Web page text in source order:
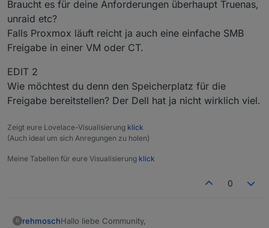
Braucht es für deine Anforderungen überhaupt Truenas,
unraid etc?
Falls Proxmox läuft reicht ja auch eine einfache SMB
Freigabe in einer VM oder CT.
EDIT 2
Wie möchtest du denn den Speicherplatz für die
Freigabe bereitstellen? Der Dell hat ja nicht wirklich viel.
Zeigt eure Lovelace-Visualisierung klick
(Auch ideal um sich Anregungen zu holen)
Meine Tabellen für eure Visualisierung klick
0
R rehmoschHallo liebe Community,